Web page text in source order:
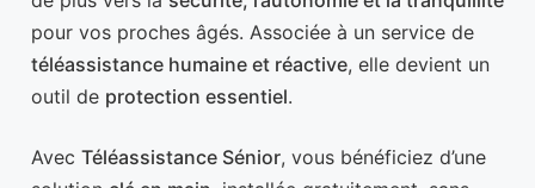
pour vos proches âgés. Associée à un service de
téléassistance humaine et réactive, elle devient un
outil de protection essentiel.
Avec Téléassistance Sénior, vous bénéficiez d’une